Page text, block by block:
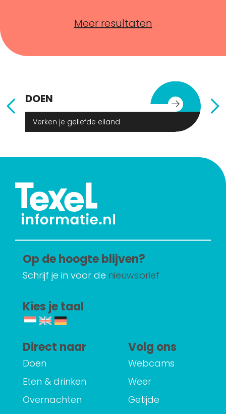
Meer resultaten
DOEN
Verken je geliefde eiland
Op de hoogte blijven?
Schrijf je in voor de nieuwsbrief
Kies je taal
Direct naar
Doen
Eten & drinken
Overnachten
Volg ons
Webcams
Weer
Getijde